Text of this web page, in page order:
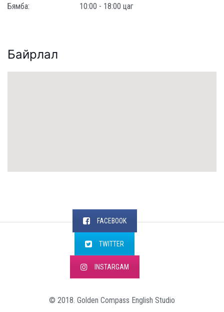
Бямба:
10:00 - 18:00 цаг
Байрлал
FACEBOOK
TWITTER
INSTARGAM
© 2018. Golden Compass English Studio